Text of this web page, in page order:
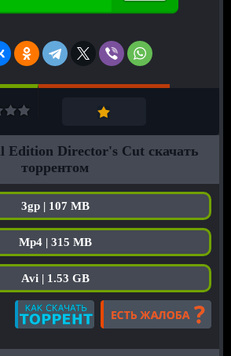
Edition Director's Cut скачать
торрентом
3gp | 107 MB
Mp4 | 315 MB
Avi | 1.53 GB